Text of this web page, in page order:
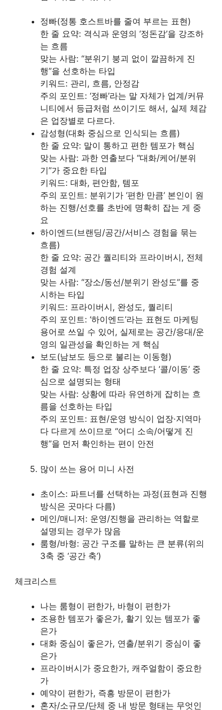
정빠(정통 호스트바를 줄여 부르는 표현)
한 줄 요약: 격식과 운영의 ‘정돈감’을 강조하
는 흐름
맞는 사람: “분위기 붕괴 없이 깔끔하게 진
행”을 선호하는 타입
키워드: 관리, 흐름, 안정감
주의 포인트: ‘정빠’라는 말 자체가 업계/커뮤
니티에서 등급처럼 쓰이기도 해서, 실제 체감
은 업장별로 다르다.
감성형(대화 중심으로 인식되는 흐름)
한 줄 요약: 말이 통하고 편한 템포가 핵심
맞는 사람: 과한 연출보다 “대화/케어/분위
기”가 중요한 타입
키워드: 대화, 편안함, 템포
주의 포인트: 분위기가 ‘편한 만큼’ 본인이 원
하는 진행/선호를 초반에 명확히 잡는 게 중
요
하이엔드(브랜딩/공간/서비스 경험을 묶는
흐름)
한 줄 요약: 공간 퀄리티와 프라이버시, 전체
경험 설계
맞는 사람: “장소/동선/분위기 완성도”를 중
시하는 타입
키워드: 프라이버시, 완성도, 퀄리티
주의 포인트: ‘하이엔드’라는 표현도 마케팅
용어로 쓰일 수 있어, 실제로는 공간/응대/운
영의 일관성을 확인하는 게 핵심
보도(남보도 등으로 불리는 이동형)
한 줄 요약: 특정 업장 상주보다 ‘콜/이동’ 중
심으로 설명되는 형태
맞는 사람: 상황에 따라 유연하게 잡히는 흐
름을 선호하는 타입
주의 포인트: 표현/운영 방식이 업장·지역마
다 다르게 쓰이므로 “어디 소속/어떻게 진
행”을 먼저 확인하는 편이 안전
많이 쓰는 용어 미니 사전
초이스: 파트너를 선택하는 과정(표현과 진행
방식은 곳마다 다름)
메인/매니저: 운영/진행을 관리하는 역할로
설명되는 경우가 많음
룸형/바형: 공간 구조를 말하는 큰 분류(위의
3축 중 ‘공간 축’)
체크리스트
나는 룸형이 편한가, 바형이 편한가
조용한 템포가 좋은가, 활기 있는 템포가 좋
은가
대화 중심이 좋은가, 연출/분위기 중심이 좋
은가
프라이버시가 중요한가, 캐주얼함이 중요한
가
예약이 편한가, 즉흥 방문이 편한가
혼자/소규모/단체 중 내 방문 형태는 무엇인